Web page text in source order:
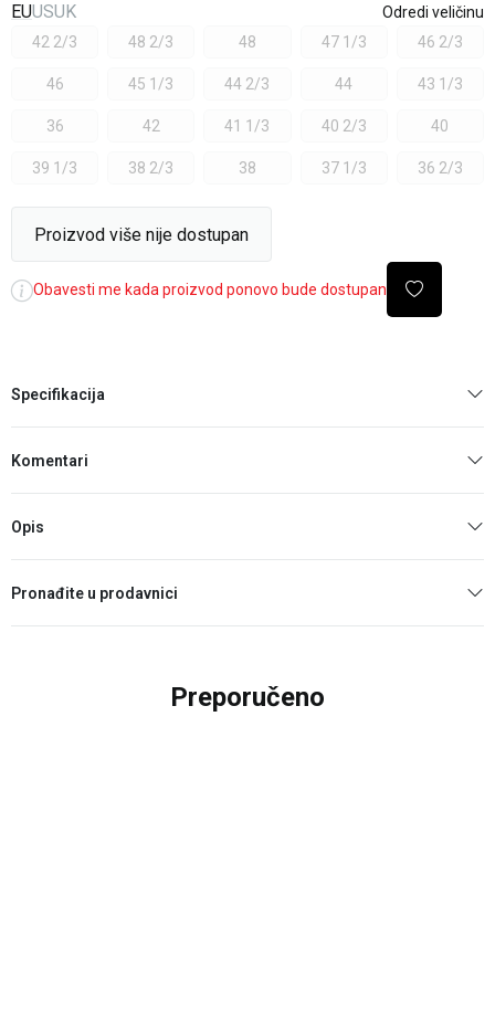
EUUSUK
Odredi veličinu
42 2/3
48 2/3 48 47 1/3 46 2/3
46 45 1/3 44 2/3 44 43 1/3
36 42 41 1/3 40 2/3 40
39 1/3 38 2/3 38 37 1/3 36 2/3
Proizvod više nije dostupan
Obavesti me kada proizvod ponovo bude dostupan
Specifikacija
Komentari
Opis
Pronađite u prodavnici
Preporučeno